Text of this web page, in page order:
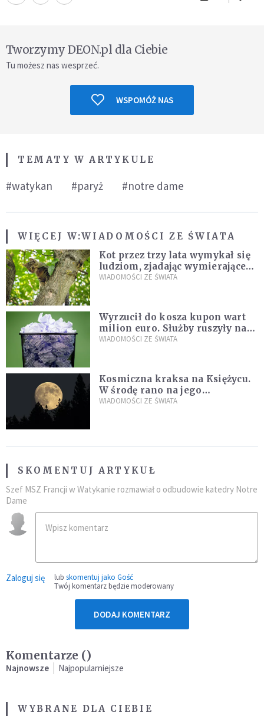
Tworzymy DEON.pl dla Ciebie
Tu możesz nas wesprzeć.
WSPOMÓŻ NAS
TEMATY W ARTYKULE
#watykan #paryż #notre dame
WIĘCEJ W:WIADOMOŚCI ZE ŚWIATA
Kot przez trzy lata wymykał się
ludziom, zjadając wymierające
kaczki. W końcu popełnił
WIADOMOŚCI ZE ŚWIATA
Wyrzucił do kosza kupon wart
milion euro. Służby ruszyły na
poszukiwania
WIADOMOŚCI ZE ŚWIATA
Kosmiczna kraksa na Księżycu.
W środę rano na jego
powierzchni dojdzie do
WIADOMOŚCI ZE ŚWIATA
SKOMENTUJ ARTYKUŁ
Szef MSZ Francji w Watykanie rozmawiał o odbudowie katedry Notre
Dame
Zaloguj się lub skomentuj jako Gość
Twój komentarz będzie moderowany
DODAJ KOMENTARZ
Komentarze ()
Najnowsze Najpopularniejsze
WYBRANE DLA CIEBIE